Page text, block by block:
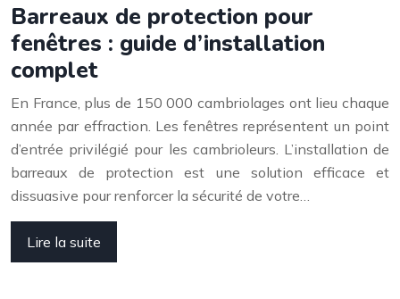
Barreaux de protection pour
fenêtres : guide d’installation
complet
En France, plus de 150 000 cambriolages ont lieu chaque
année par effraction. Les fenêtres représentent un point
d’entrée privilégié pour les cambrioleurs. L’installation de
barreaux de protection est une solution efficace et
dissuasive pour renforcer la sécurité de votre…
Lire la suite